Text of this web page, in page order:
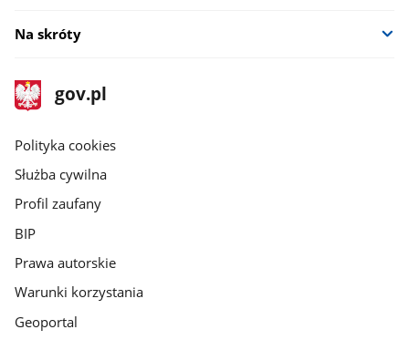
Na skróty
stopka
gov.pl
Strona
gov.pl
gov.pl
Polityka cookies
Służba cywilna
Profil zaufany
BIP
Prawa autorskie
Warunki korzystania
Geoportal